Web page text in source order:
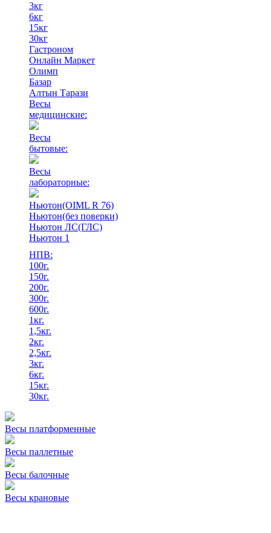
3кг
6кг
15кг
30кг
Гастроном
Онлайн Маркет
Олимп
Базар
Алтын Тарази
Весы
медицинские:
Весы
бытовые:
Весы
лабораторные:
Ньютон(OIML R 76)
Ньютон(без поверки)
Ньютон ЛС(ГЛС)
Ньютон 1
НПВ:
100г.
150г.
200г.
300г.
600г.
1кг.
1,5кг.
2кг.
2,5кг.
3кг.
6кг.
15кг.
30кг.
Весы платформенные
Весы паллетные
Весы балочные
Весы крановые